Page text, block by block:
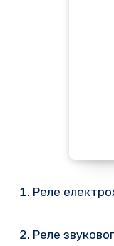
Реле
Реле